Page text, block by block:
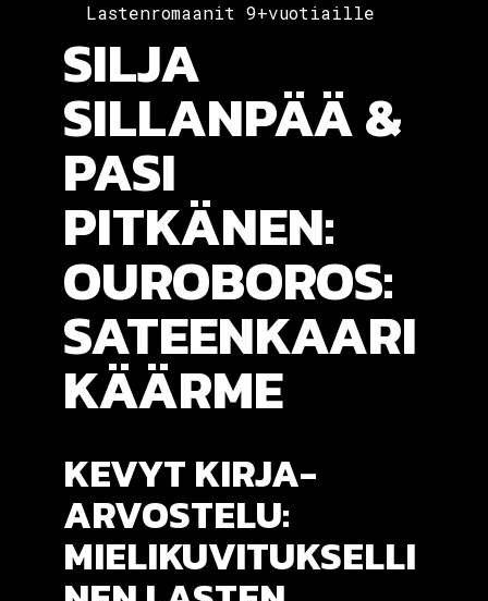
Lastenromaanit 9+vuotiaille
SILJA
SILLANPÄÄ &
PASI
PITKÄNEN:
OUROBOROS:
SATEENKAARI
KÄÄRME
KEVYT KIRJA-
ARVOSTELU:
MIELIKUVITUKSELLI